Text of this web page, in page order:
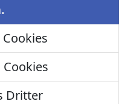
Dritter